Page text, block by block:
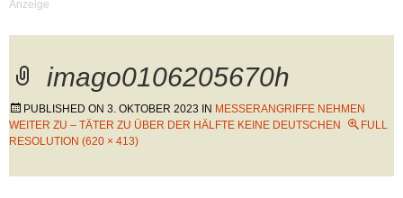
imago0106205670h
PUBLISHED ON 3. OKTOBER 2023 IN MESSERANGRIFFE NEHMEN
WEITER ZU – TÄTER ZU ÜBER DER HÄLFTE KEINE DEUTSCHEN
FULL
RESOLUTION (620 × 413)